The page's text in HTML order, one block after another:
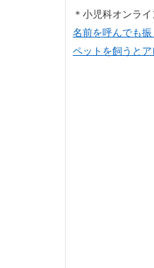
＊小児科オンライ
名前を呼んでも
ペットを飼うと